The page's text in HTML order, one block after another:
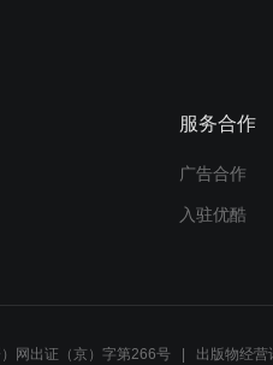
服务合作
广告合作
入驻优酷
网出证（京）字第266号 出版物经